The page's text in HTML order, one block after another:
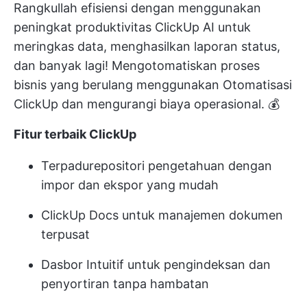
Rangkullah efisiensi dengan menggunakan
peningkat produktivitas ClickUp AI untuk
meringkas data, menghasilkan laporan status,
dan banyak lagi! Mengotomatiskan proses
bisnis yang berulang menggunakan Otomatisasi
ClickUp dan mengurangi biaya operasional. 💰
Fitur terbaik ClickUp
Terpadurepositori pengetahuan dengan
impor dan ekspor yang mudah
ClickUp Docs untuk manajemen dokumen
terpusat
Dasbor Intuitif untuk pengindeksan dan
penyortiran tanpa hambatan